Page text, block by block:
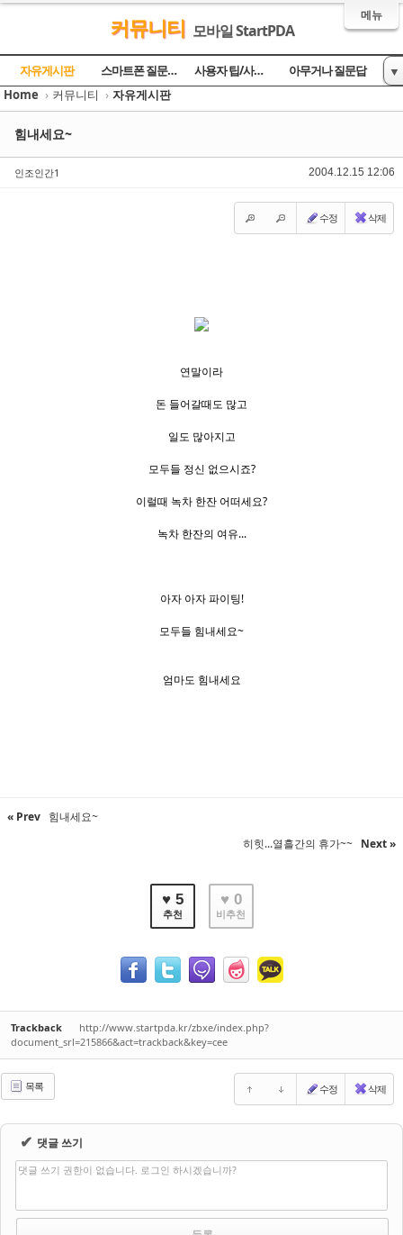
메뉴
커뮤니티 모바일 StartPDA
자유게시판 스마트폰 질문과 답 사용자 팁/사용기
아무거나 질문답
토론의 장
▼
Home › 커뮤니티 › 자유게시판
2004.12.15 12:06
힘내세요~
인조인간1
수정 삭제
연말이라
돈 들어갈때도 많고
일도 많아지고
모두들 정신 없으시죠?
이럴때 녹차 한잔 어떠세요?
녹차 한잔의 여유...
아자 아자 파이팅!
모두들 힘내세요~
엄마도 힘내세요
« Prev 힘내세요~
히힛...열흘간의 휴가~~ Next »
♥ 5
추천
♥ 0
비추천
Trackback
http://www.startpda.kr/zbxe/index.php?
document_srl=215866&act=trackback&key=cee
목록 수정 삭제
✔ 댓글 쓰기
댓글 쓰기 권한이 없습니다. 로그인 하시겠습니까?
Sketchbook5, 스케치북5
Sketchbook5, 스케치북5
Sketchbook5, 스케치북5
Sketchbook5, 스케치북5